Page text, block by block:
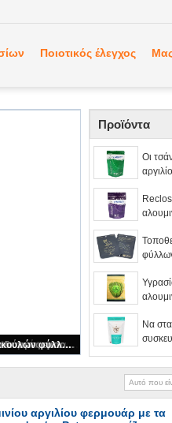
Ποιοτικός έλεγχος
Οι τσάντες φύλλων αλουμινίου αργιλίου φερμουάρ με τα τρόφιμα της Pet εγκοπών δακρυ'ων/τη Pet μεταχειρίζονται τη συσκευασία
Προϊόντα
Οι
Να
αργιλίου φερμουάρ με τα